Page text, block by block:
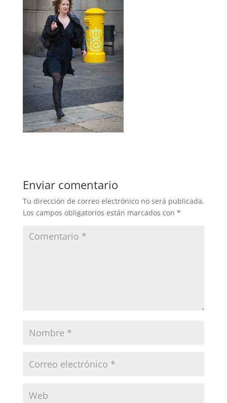
Enviar comentario
Tu dirección de correo electrónico no será publicada.
Los campos obligatorios están marcados con *